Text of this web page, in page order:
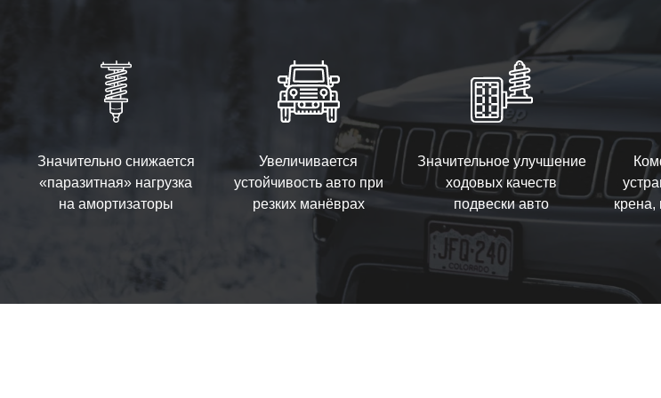
Значительно снижается
«паразитная» нагрузка
на амортизаторы
Увеличивается
устойчивость авто при
резких манёврах
Значительное улучшение
ходовых качеств
подвески авто
крена,